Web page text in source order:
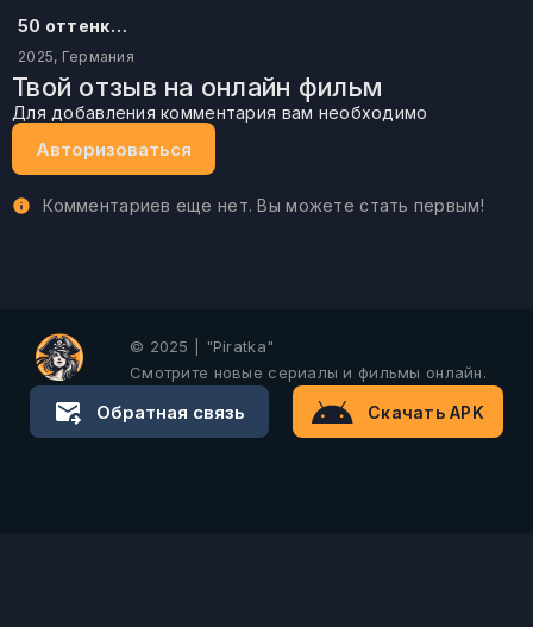
50 оттенков бестселлера
2025, Германия
Твой отзыв на онлайн фильм
Для добавления комментария вам необходимо
Авторизоваться
Комментариев еще нет. Вы можете стать первым!
© 2025 | "Piratka"
Смотрите новые сериалы и фильмы онлайн.
Обратная связь Скачать APK